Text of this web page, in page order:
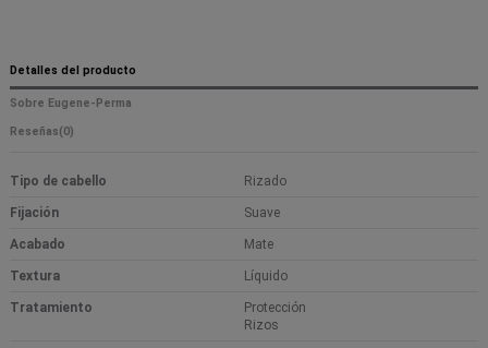
Detalles del producto
Sobre Eugene-Perma
Reseñas(0)
Tipo de cabello Rizado
Fijación Suave
Acabado Mate
Textura Líquido
Tratamiento
Protección
Rizos